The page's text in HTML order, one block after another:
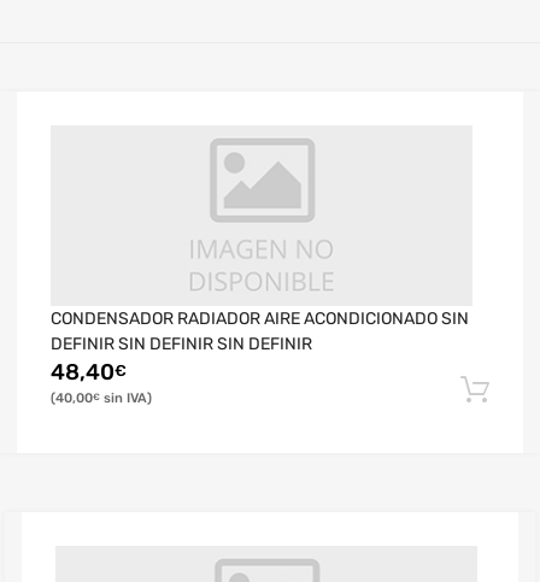
CONDENSADOR RADIADOR AIRE ACONDICIONADO SIN
DEFINIR SIN DEFINIR SIN DEFINIR
48,40€
40,00€